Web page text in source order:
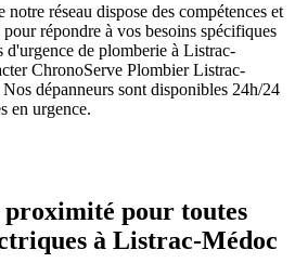
réseau dispose des compétences et
répondre à vos besoins spécifiques
d'urgence de plomberie à Listrac-
ChronoServe Plombier Listrac-
dépanneurs sont disponibles 24h/24
en urgence.
pour toutes
à Listrac-Médoc